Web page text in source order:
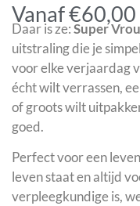
Vanaf€60,00
Daar is ze:Super
uitstraling die je
voor elke verjaardag
écht wilt verrassen,
of groots wilt
goed.
Perfect voor een
leven staat en altijd
verpleegkundige is,